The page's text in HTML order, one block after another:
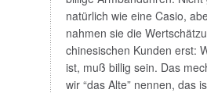
natürlich wie eine Casio,
nahmen sie die
chinesischen Kunden erst:
ist, muß billig sein. Das
wir “das Alte” nennen, das